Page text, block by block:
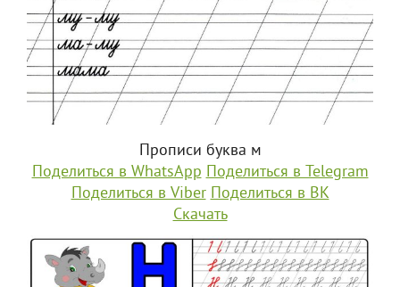
Прописи буква м
Поделиться в WhatsApp Поделиться в Telegram
Поделиться в Viber Поделиться в ВК
Скачать